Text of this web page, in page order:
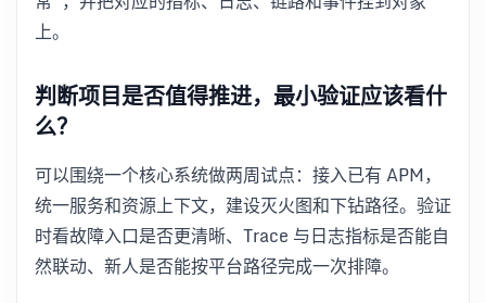
上。
判断项目是否值得推进，最小验证应该看什
么？
可以围绕一个核心系统做两周试点：接入已有 APM，
统一服务和资源上下文，建设灭火图和下钻路径。验证
时看故障入口是否更清晰、Trace 与日志指标是否能自
然联动、新人是否能按平台路径完成一次排障。